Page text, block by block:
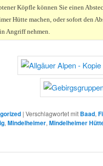
Köpfle können Sie einen
Hütte machen, oder sofort den
Angriff nehmen.
| Verschlagwortet mit Baad,
, Mindelheimer, Mindelheimer